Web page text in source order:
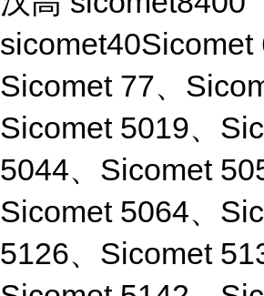
sicomet40Sicomet
Sicomet 77、
Sicomet 5019、
5044、Sicomet
Sicomet 5064、
5126、Sicomet